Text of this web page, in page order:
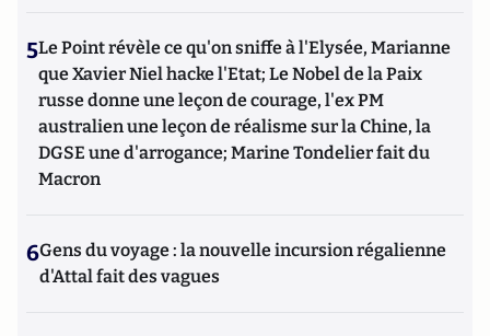
5Le Point révèle ce qu'on sniffe à l'Elysée, Marianne
que Xavier Niel hacke l'Etat; Le Nobel de la Paix
russe donne une leçon de courage, l'ex PM
australien une leçon de réalisme sur la Chine, la
DGSE une d'arrogance; Marine Tondelier fait du
Macron
6Gens du voyage : la nouvelle incursion régalienne
d'Attal fait des vagues